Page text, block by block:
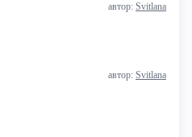
автор: Svitlana
автор: Svitlana